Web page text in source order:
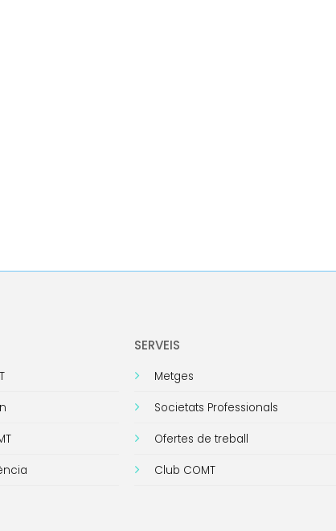
Comparteix
SERVEIS
Metges
Societats Professionals
Ofertes de treball
Club COMT